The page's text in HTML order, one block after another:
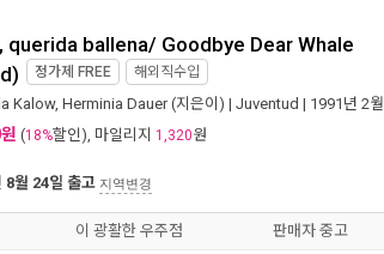
querida ballena/ Goodbye Dear Whale
정가제 FREE 해외직수입
Kalow, Herminia Dauer(지은이) | Juventud | 1991년 2월
(18%할인), 마일리지 1,320원
8월 24일 출고 지역변경
이 광활한 우주점 판매자 중고